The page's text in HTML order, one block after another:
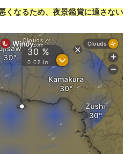
くなるため、夜景鑑賞に適さない